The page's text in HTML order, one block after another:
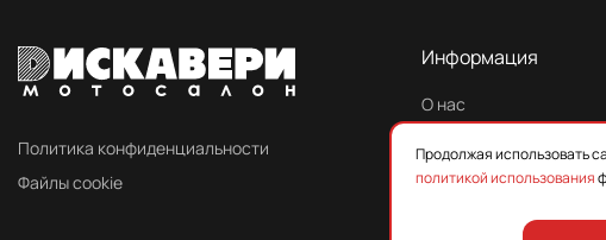
Политика конфиденциальности
Файлы cookie
Информация
О нас
Контакты
Продолжая использовать
политикой использования